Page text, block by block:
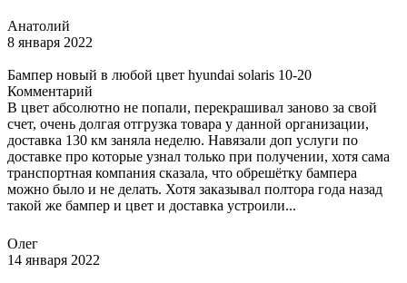
Анатолий
8 января 2022
Бампер новый в любой цвет hyundai solaris 10-20
Комментарий
В цвет абсолютно не попали, перекрашивал заново за свой
счет, очень долгая отгрузка товара у данной организации,
доставка 130 км заняла неделю. Навязали доп услуги по
доставке про которые узнал только при получении, хотя сама
транспортная компания сказала, что обрешётку бампера
можно было и не делать. Хотя заказывал полтора года назад
такой же бампер и цвет и доставка устроили...
Олег
14 января 2022